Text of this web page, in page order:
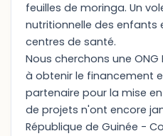
feuilles de moringa. Un
nutritionnelle des enfants
centres de santé.
Nous cherchons une
à obtenir le financement
partenaire pour la mise
de projets n'ont encore
République de Guinée -